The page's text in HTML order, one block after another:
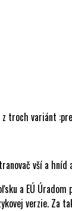
troch variánt
vší a hníd
a EÚ Úradom
verzie. Za